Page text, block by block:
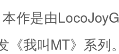
作是由
《我叫MT》系列